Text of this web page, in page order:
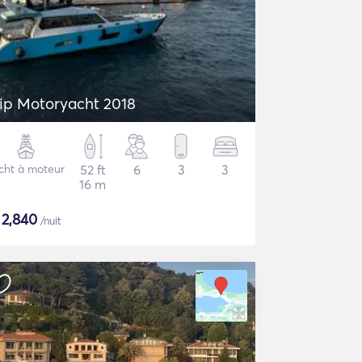
Motoryacht 2018
à moteur
52 ft
16 m
6 3 3
2,840 /nuit